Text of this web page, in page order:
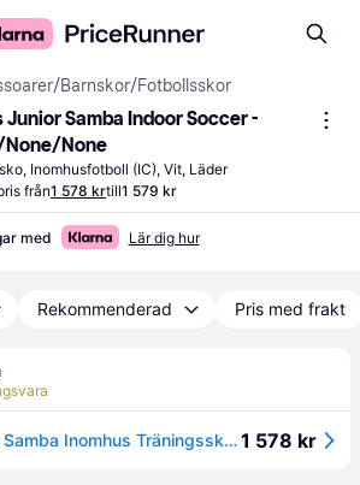
/Barnskor/Fotbollsskor
Junior Samba Indoor Soccer -
None
Inomhusfotboll (IC), Vit, Läder
från1 578 krtill1 579 kr
med Lär dig hur
Rekommenderad Pris med frakt
adidas Barn Unisex Samba Inomhus Träningsskor, Vit ingen ingen, 21 EU1 578 kr